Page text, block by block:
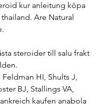
kur anleitung köpa
Are Natural
steroider till salu frakt
HI, Shults J,
BJ, Stallings VA,
kaufen anabola